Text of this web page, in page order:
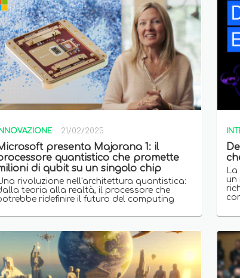
21/02/2025
presenta Majorana 1: il
quantistico che promette
di qubit su un singolo chip
rivoluzione nell'architettura quantistica:
teoria alla realtà, il processore che
ridefinire il futuro del computing
un